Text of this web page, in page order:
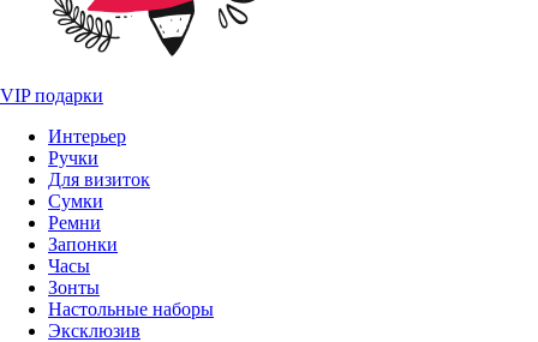
VIP подарки
Интерьер
Ручки
Для визиток
Сумки
Ремни
Запонки
Часы
Зонты
Настольные наборы
Эксклюзив